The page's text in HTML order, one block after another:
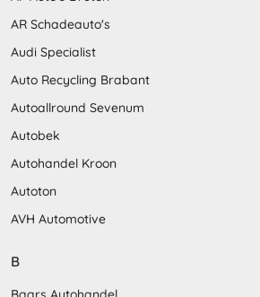
AR Schadeauto's
Audi Specialist
Auto Recycling Brabant
Autoallround Sevenum
Autobek
Autohandel Kroon
Autoton
AVH Automotive
B